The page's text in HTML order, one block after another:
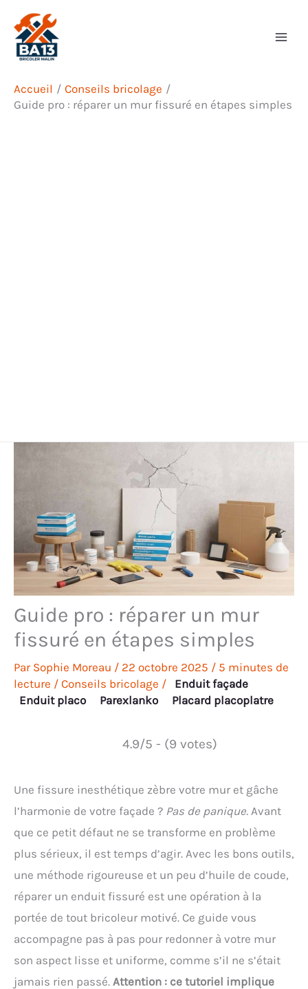
contenu
Accueil
Conseils bricolage
Guide pro : réparer un mur fissuré en étapes simples
Guide pro : réparer un mur
fissuré en étapes simples
Par Sophie Moreau / 22 octobre 2025 / 5 minutes de
lecture / Conseils bricolage /
Enduit façade
Enduit placo
Parexlanko Placard placoplatre
4.9/5 - (9 votes)
Une fissure inesthétique zèbre votre mur et gâche
l’harmonie de votre façade ? Pas de panique. Avant
que ce petit défaut ne se transforme en problème
plus sérieux, il est temps d’agir. Avec les bons outils,
une méthode rigoureuse et un peu d’huile de coude,
réparer un enduit fissuré est une opération à la
portée de tout bricoleur motivé. Ce guide vous
accompagne pas à pas pour redonner à votre mur
son aspect lisse et uniforme, comme s’il ne s’était
jamais rien passé. Attention : ce tutoriel implique
Rechercher